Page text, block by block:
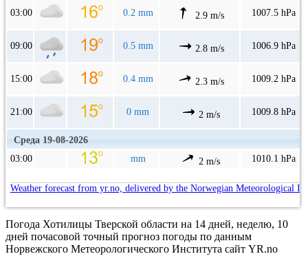
03:00 0.2 mm 2.9 m/s 1007.5 hPa
09:00 0.5 mm 2.8 m/s 1006.9 hPa
15:00 0.4 mm 2.3 m/s 1009.2 hPa
21:00 0 mm 2 m/s 1009.8 hPa
Среда 19-08-2026
03:00
mm 2 m/s 1010.1 hPa
Weather forecast from yr.no, delivered by the Norwegian Meteorological
Погода Хотилицы Тверской области на 14 дней, неделю, 10
дней почасовой точный прогноз погоды по данным
Норвежского Метеорологического Института сайт YR.no